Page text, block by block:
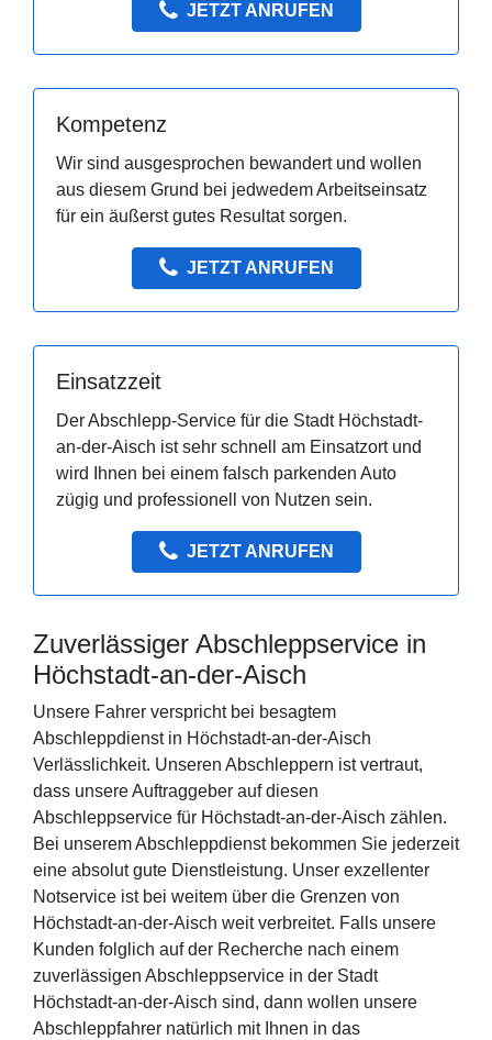
JETZT ANRUFEN
Kompetenz
Wir sind ausgesprochen bewandert und wollen
aus diesem Grund bei jedwedem Arbeitseinsatz
für ein äußerst gutes Resultat sorgen.
JETZT ANRUFEN
Einsatzzeit
Der Abschlepp-Service für die Stadt Höchstadt-
an-der-Aisch ist sehr schnell am Einsatzort und
wird Ihnen bei einem falsch parkenden Auto
zügig und professionell von Nutzen sein.
JETZT ANRUFEN
Zuverlässiger Abschleppservice in
Höchstadt-an-der-Aisch
Unsere Fahrer verspricht bei besagtem
Abschleppdienst in Höchstadt-an-der-Aisch
Verlässlichkeit. Unseren Abschleppern ist vertraut,
dass unsere Auftraggeber auf diesen
Abschleppservice für Höchstadt-an-der-Aisch zählen.
Bei unserem Abschleppdienst bekommen Sie jederzeit
eine absolut gute Dienstleistung. Unser exzellenter
Notservice ist bei weitem über die Grenzen von
Höchstadt-an-der-Aisch weit verbreitet. Falls unsere
Kunden folglich auf der Recherche nach einem
zuverlässigen Abschleppservice in der Stadt
Höchstadt-an-der-Aisch sind, dann wollen unsere
Abschleppfahrer natürlich mit Ihnen in das